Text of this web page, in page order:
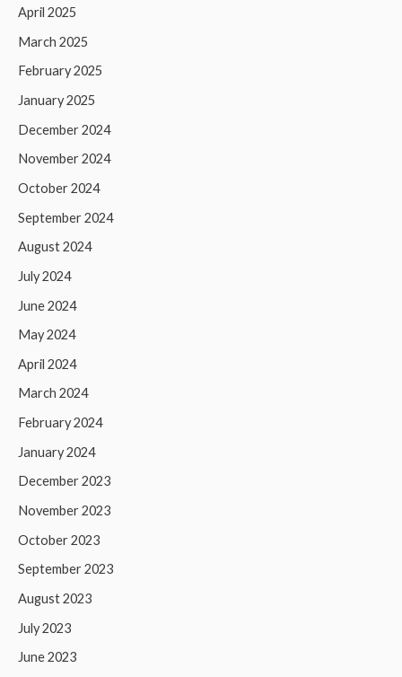
April 2025
March 2025
February 2025
January 2025
December 2024
November 2024
October 2024
September 2024
August 2024
July 2024
June 2024
May 2024
April 2024
March 2024
February 2024
January 2024
December 2023
November 2023
October 2023
September 2023
August 2023
July 2023
June 2023